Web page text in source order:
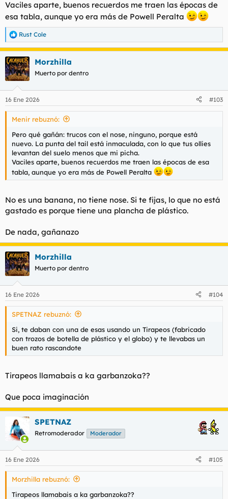
Vaciles aparte, buenos recuerdos me traen las épocas de
esa tabla, aunque yo era más de Powell Peralta
R
e
a
c
c
i
e
s
Rust Cole
Morzhilla
Muerto por dentro
16 Ene 2026 #103
Menir rebuznó:
Pero qué gañán: trucos con el nose, ninguno, porque está
nuevo. La punta del tail está inmaculada, con lo que tus ollies
levantan del suelo menos que mi picha.
Vaciles aparte, buenos recuerdos me traen las épocas de esa
tabla, aunque yo era más de Powell Peralta
No es una banana, no tiene nose. Si te fijas, lo que no está
gastado es porque tiene una plancha de plástico.
De nada, gañanazo
Morzhilla
Muerto por dentro
16 Ene 2026 #104
SPETNAZ rebuznó:
Si, te daban con una de esas usando un Tirapeos (fabricado
con trozos de botella de plástico y el globo) y te llevabas un
buen rato rascandote
Tirapeos llamabais a ka garbanzoka??
Que poca imaginación
SPETNAZ
Retromoderador Moderador
16 Ene 2026 #105
Morzhilla rebuznó:
Tirapeos llamabais a ka garbanzoka??